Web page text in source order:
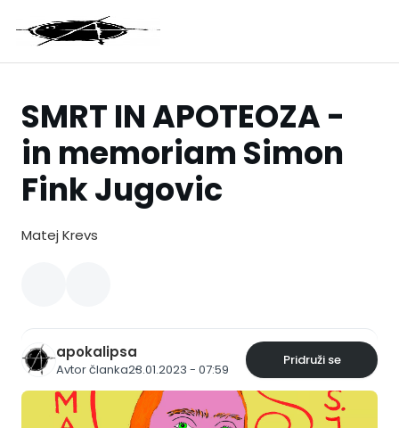
SMRT IN APOTEOZA -
in memoriam Simon
Fink Jugovic
Matej Krevs
apokalipsa
Avtor članka23.01.2023 - 07:59
Pridruži se